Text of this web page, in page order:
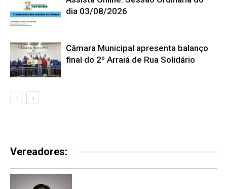
dia 03/08/2026
Câmara Municipal apresenta balanço
final do 2º Arraiá de Rua Solidário
Vereadores: